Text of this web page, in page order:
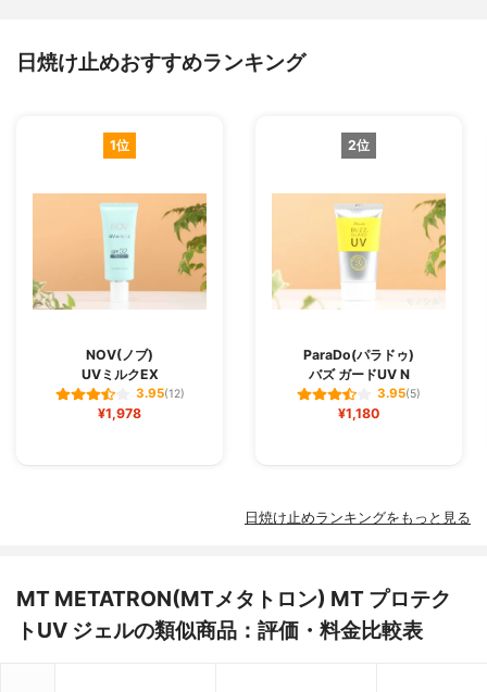
日焼け止めおすすめランキング
1位
NOV(ノブ)
UVミルクEX
3.95(12)
¥1,978
2位
ParaDo(パラドゥ)
バズ ガードUV N
3.95(5)
¥1,180
日焼け止めランキングをもっと見る
MT METATRON(MTメタトロン) MT プロテク
トUV ジェルの類似商品：評価・料金比較表